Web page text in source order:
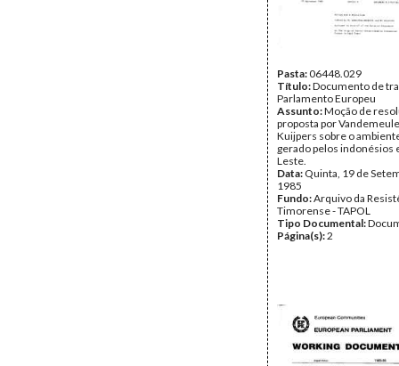
Pasta:06448.029
Título:Documento de
Parlamento Europeu
Assunto:Moção de
proposta por
Kuijpers sobre o
gerado pelos indonésios
Leste.
Data: Quinta, 19 de
1985
Fundo:Arquivo da
Timorense - TAPOL
Tipo Documental:
Página(s):2